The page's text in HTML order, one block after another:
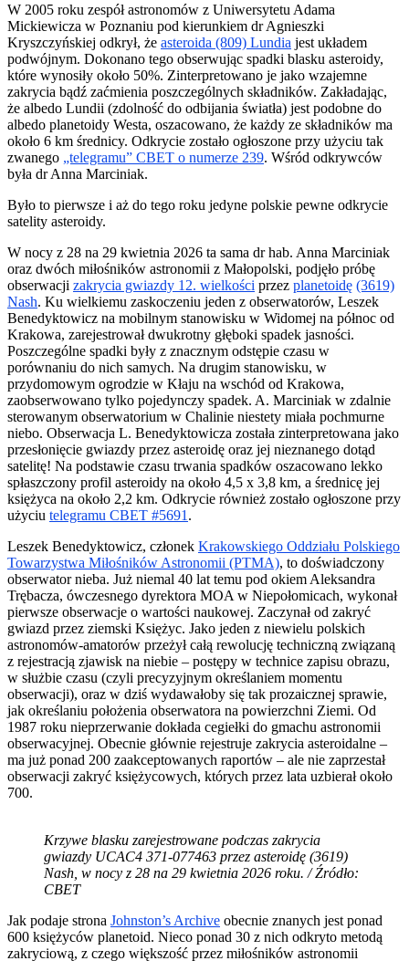
W 2005 roku zespół astronomów z Uniwersytetu Adama
Mickiewicza w Poznaniu pod kierunkiem dr Agnieszki
Kryszczyńskiej odkrył, że asteroida (809) Lundia jest układem
podwójnym. Dokonano tego obserwując spadki blasku asteroidy,
które wynosiły około 50%. Zinterpretowano je jako wzajemne
zakrycia bądź zaćmienia poszczególnych składników. Zakładając,
że albedo Lundii (zdolność do odbijania światła) jest podobne do
albedo planetoidy Westa, oszacowano, że każdy ze składników ma
około 6 km średnicy. Odkrycie zostało ogłoszone przy użyciu tak
zwanego „telegramu” CBET o numerze 239. Wśród odkrywców
była dr Anna Marciniak.
Było to pierwsze i aż do tego roku jedyne polskie pewne odkrycie
satelity asteroidy.
W nocy z 28 na 29 kwietnia 2026 ta sama dr hab. Anna Marciniak
oraz dwóch miłośników astronomii z Małopolski, podjęło próbę
obserwacji zakrycia gwiazdy 12. wielkości przez planetoidę (3619)
Nash. Ku wielkiemu zaskoczeniu jeden z obserwatorów, Leszek
Benedyktowicz na mobilnym stanowisku w Widomej na północ od
Krakowa, zarejestrował dwukrotny głęboki spadek jasności.
Poszczególne spadki były z znacznym odstępie czasu w
porównaniu do nich samych. Na drugim stanowisku, w
przydomowym ogrodzie w Kłaju na wschód od Krakowa,
zaobserwowano tylko pojedynczy spadek. A. Marciniak w zdalnie
sterowanym obserwatorium w Chalinie niestety miała pochmurne
niebo. Obserwacja L. Benedyktowicza została zinterpretowana jako
przesłonięcie gwiazdy przez asteroidę oraz jej nieznanego dotąd
satelitę! Na podstawie czasu trwania spadków oszacowano lekko
spłaszczony profil asteroidy na około 4,5 x 3,8 km, a średnicę jej
księżyca na około 2,2 km. Odkrycie również zostało ogłoszone przy
użyciu telegramu CBET #5691 .
Leszek Benedyktowicz, członek Krakowskiego Oddziału Polskiego
Towarzystwa Miłośników Astronomii (PTMA), to doświadczony
obserwator nieba. Już niemal 40 lat temu pod okiem Aleksandra
Trębacza, ówczesnego dyrektora MOA w Niepołomicach, wykonał
pierwsze obserwacje o wartości naukowej. Zaczynał od zakryć
gwiazd przez ziemski Księżyc. Jako jeden z niewielu polskich
astronomów-amatorów przeżył całą rewolucję techniczną związaną
z rejestracją zjawisk na niebie – postępy w technice zapisu obrazu,
w służbie czasu (czyli precyzyjnym określaniem momentu
obserwacji), oraz w dziś wydawałoby się tak prozaicznej sprawie,
jak określaniu położenia obserwatora na powierzchni Ziemi. Od
1987 roku nieprzerwanie dokłada cegiełki do gmachu astronomii
obserwacyjnej. Obecnie głównie rejestruje zakrycia asteroidalne –
ma już ponad 200 zaakceptowanych raportów – ale nie zaprzestał
obserwacji zakryć księżycowych, których przez lata uzbierał około
700.
Krzywe blasku zarejestrowane podczas zakrycia
gwiazdy UCAC4 371-077463 przez asteroidę (3619)
Nash, w nocy z 28 na 29 kwietnia 2026 roku. / Źródło:
CBET
Jak podaje strona Johnston’s Archive obecnie znanych jest ponad
600 księżyców planetoid. Nieco ponad 30 z nich odkryto metodą
zakryciową, z czego większość przez miłośników astronomii